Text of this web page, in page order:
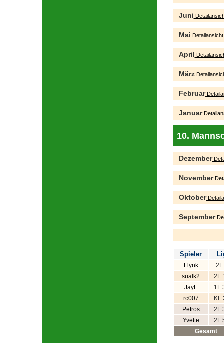
Juni
Mai Detailansicht
April
März
Februar
Januar
10.
Dezember
November
Oktober
September
Spieler
Flynk
2L
sualk2
2L
JayF
1L
rc007
KL
Petros
2L
Yvette
2L
Gesamt